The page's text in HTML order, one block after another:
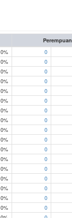
Perempuan
0% 0
0% 0
0% 0
0% 0
0% 0
0% 0
0% 0
0% 0
0% 0
0% 0
0% 0
0% 0
0% 0
0% 0
0% 0
0% 0
0% 0